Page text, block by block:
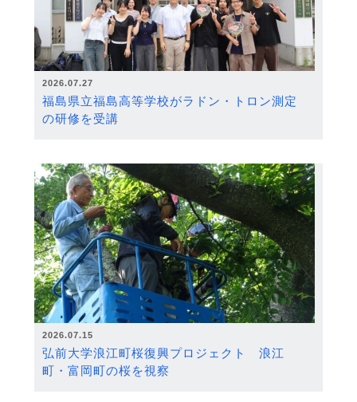
2026.07.27
福島県立福島高等学校がラドン・トロン測定
の研修を受講
2026.07.15
弘前大学浪江町桜復興プロジェクト 浪江
町・富岡町の桜を視察